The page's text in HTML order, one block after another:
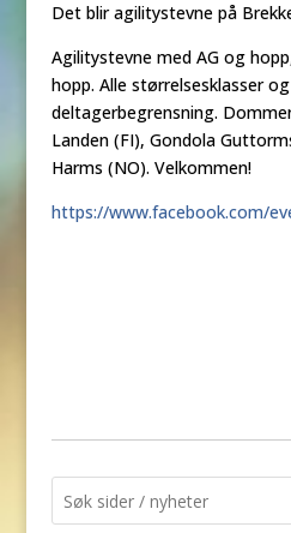
Det blir agilitystevne på
Agilitystevne med AG og
hopp. Alle størrelsesklasser
deltagerbegrensning.
Landen (FI), Gondola
Harms (NO). Velkommen!
https://www.facebook.com/